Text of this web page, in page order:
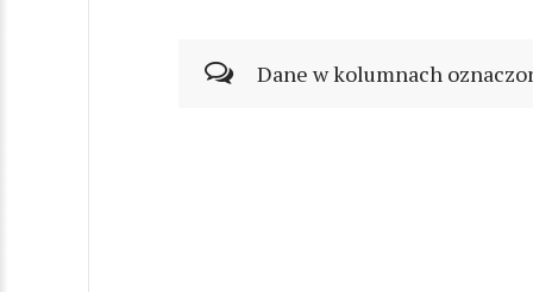
Dane w kolumnach